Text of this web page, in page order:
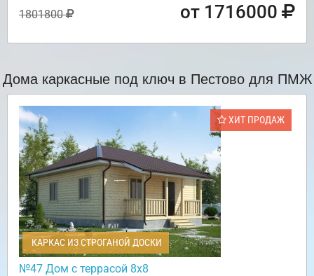
1801800 от 1716000
Дома каркасные под ключ в Пестово для ПМЖ
ХИТ ПРОДАЖ
КАРКАС ИЗ СТРОГАНОЙ ДОСКИ
№47 Дом с террасой 8х8